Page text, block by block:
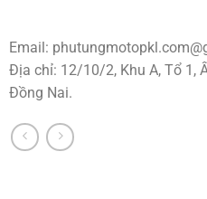
Email:
Địa chỉ: 12/10/2, Khu A, Tổ 1,
Đồng Nai.